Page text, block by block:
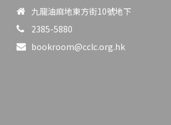
九龍油麻地東方街10號地下
2385-5880
bookroom@cclc.org.hk